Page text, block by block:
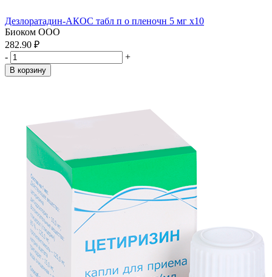
Дезлоратадин-АКОС табл п о пленочн 5 мг x10
Биоком ООО
282.90 ₽
-
+
В корзину